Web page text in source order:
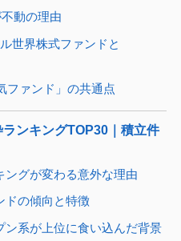
動の理由
世界株式ファンドと
ファンド」の共通点
ンキングTOP30｜積立件
ングが変わる意外な理由
ドの傾向と特徴
ン系が上位に食い込んだ背景